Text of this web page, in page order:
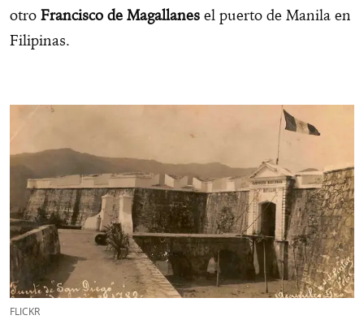
otro Francisco de Magallanes el puerto de Manila en
Filipinas.
FLICKR